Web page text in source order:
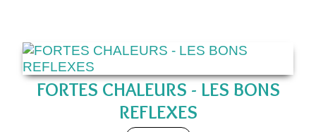
FORTES CHALEURS - LES BONS
REFLEXES